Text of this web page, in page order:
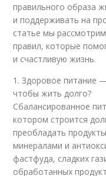
правильного образа
и поддерживать на
статье мы
правил, которые
и счастливую жизнь.
1. Здоровое питание
чтобы жить долго?
Сбалансированное
котором строится
преобладать
минералами и
фастфуда, сладких
обработанных